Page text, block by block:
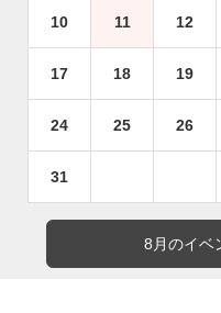
10 11 12
17 18 19
24 25 26
31
8月のイベ